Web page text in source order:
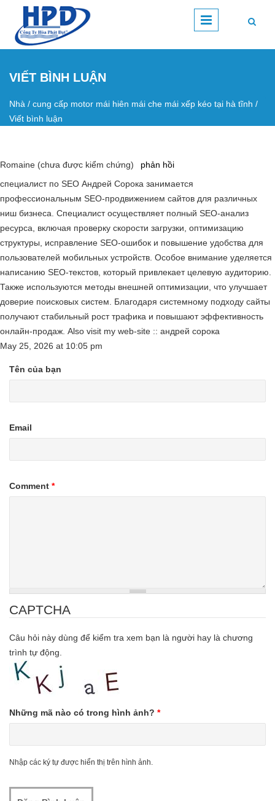
Nhảy đến nội dung
VIẾT BÌNH LUẬN
Bạn đang ở đây
Nhà / cung cấp motor mái hiên mái che mái xếp kéo tại hà tĩnh /
Viết bình luận
Romaine (chưa được kiểm chứng)
phản hồi
специалист по SEO Андрей Сорока занимается
профессиональным SEO-продвижением сайтов для различных
ниш бизнеса. Специалист осуществляет полный SEO-анализ
ресурса, включая проверку скорости загрузки, оптимизацию
структуры, исправление SEO-ошибок и повышение удобства для
пользователей мобильных устройств. Особое внимание уделяется
написанию SEO-текстов, который привлекает целевую аудиторию.
Также используются методы внешней оптимизации, что улучшает
доверие поисковых систем. Благодаря системному подходу сайты
получают стабильный рост трафика и повышают эффективность
онлайн-продаж. Also visit my web-site :: андрей сорока
May 25, 2026 at 10:05 pm
Tên của bạn
Email
Comment *
CAPTCHA
Câu hỏi này dùng để kiểm tra xem bạn là người hay là chương
trình tự động.
Những mã nào có trong hình ảnh? *
Nhập các ký tự được hiển thị trên hình ảnh.